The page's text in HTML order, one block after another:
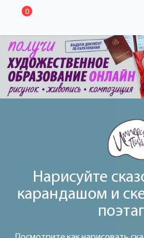
0
Нарисуйте
карандашом и